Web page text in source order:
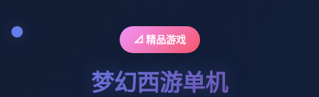
📐 精品游戏
梦幻西游单机